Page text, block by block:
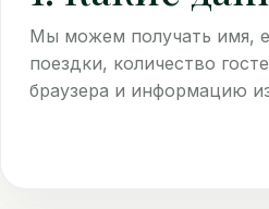
Мы можем получать имя,
поездки, количество
браузера и информацию